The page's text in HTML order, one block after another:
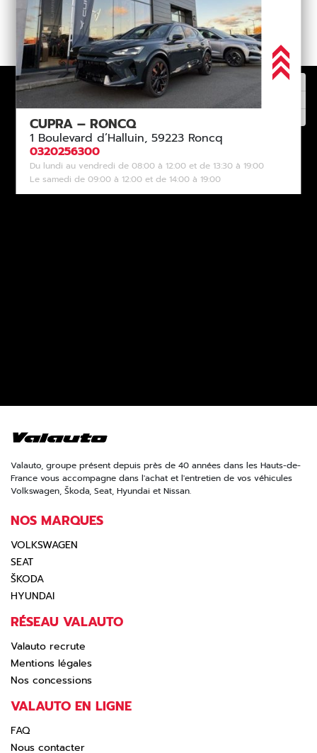
CUPRA – RONCQ
1 Boulevard d’Halluin, 59223 Roncq
0320256300
Du lundi au vendredi de 08:00 à 12:00 et de 13:30 à 19:00
Le samedi de 09:00 à 12:00 et de 14:00 à 19:00
Valauto, groupe présent depuis près de 40 années dans les Hauts-de-
France vous accompagne dans l'achat et l'entretien de vos véhicules
Volkswagen, Škoda, Seat, Hyundai et Nissan.
NOS MARQUES
VOLKSWAGEN
SEAT
ŠKODA
HYUNDAI
RÉSEAU VALAUTO
Valauto recrute
Mentions légales
Nos concessions
VALAUTO EN LIGNE
FAQ
Nous contacter